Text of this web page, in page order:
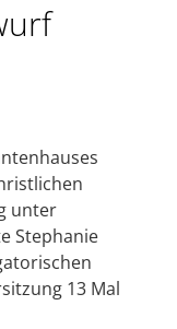
unter
Stephanie
13 Mal